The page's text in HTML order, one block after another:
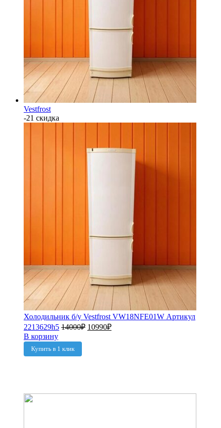
Vestfrost
-21 скидка
Холодильник б/у Vestfrost VW18NFE01W Артикул
2213629h5 14000₽ 10990₽
В корзину
Купить в 1 клик